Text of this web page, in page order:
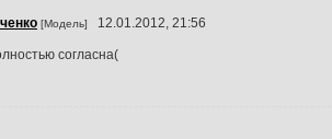
[Модель] 12.01.2012, 21:56
согласна(